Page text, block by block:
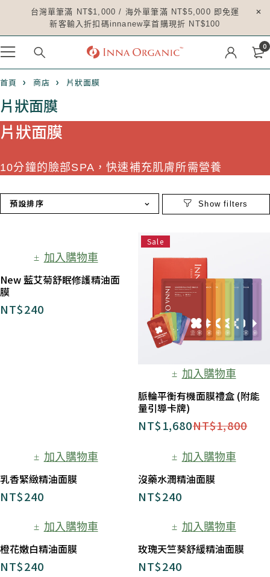
台灣單筆滿 NT$1,000 / 海外單筆滿 NT$5,000 即免運
新客輸入折扣碼innanew享首購現折 NT$100
0
首頁 商店 片狀面膜
片狀面膜
片狀面膜
10分鐘的臉部SPA ，快速補充肌膚所需營養
預設排序
加入購物車
New 藍艾菊舒眠修護精油面
膜
NT$240
Sale
加入購物車
脈輪平衡有機面膜禮盒 (附能
量引導卡牌)
NT$1,800
NT$1,680
加入購物車
乳香緊緻精油面膜
NT$240
加入購物車
沒藥水潤精油面膜
NT$240
加入購物車
橙花嫩白精油面膜
NT$240
加入購物車
玫瑰天竺葵舒緩精油面膜
NT$240